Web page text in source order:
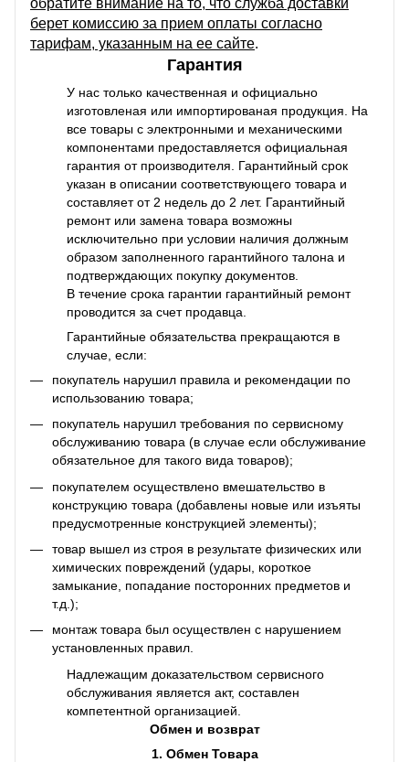
берет комиссию за прием оплаты согласно
тарифам, указанным на ее сайте.
Гарантия
У нас только качественная и официально
изготовленая или импортированая продукция. На
все товары с электронными и механическими
компонентами предоставляется официальная
гарантия от производителя. Гарантийный срок
указан в описании соответствующего товара и
составляет от 2 недель до 2 лет. Гарантийный
ремонт или замена товара возможны
исключительно при условии наличия должным
образом заполненного гарантийного талона и
подтверждающих покупку документов.
В течение срока гарантии гарантийный ремонт
проводится за счет продавца.
Гарантийные обязательства прекращаются в
случае, если:
покупатель нарушил правила и рекомендации по
использованию товара;
покупатель нарушил требования по сервисному
обслуживанию товара (в случае если обслуживание
обязательное для такого вида товаров);
покупателем осуществлено вмешательство в
конструкцию товара (добавлены новые или изъяты
предусмотренные конструкцией элементы);
товар вышел из строя в результате физических или
химических повреждений (удары, короткое
замыкание, попадание посторонних предметов и
т.д.);
монтаж товара был осуществлен с нарушением
установленных правил.
Надлежащим доказательством сервисного
обслуживания является акт, составлен
компетентной организацией.
Обмен и возврат
1. Обмен Товара